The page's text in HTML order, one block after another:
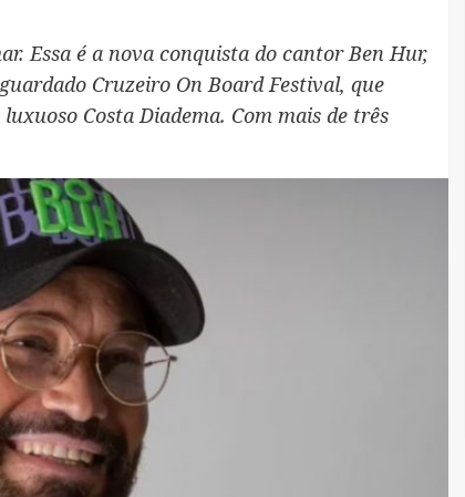
Essa é a nova conquista do cantor Ben Hur,
Cruzeiro On Board Festival, que
Costa Diadema. Com mais de três